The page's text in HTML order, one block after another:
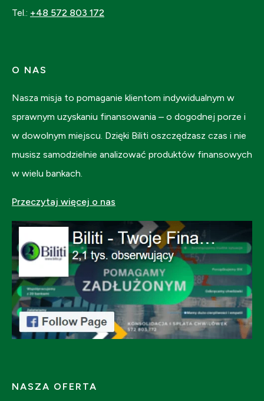
Tel.: +48 572 803 172
O NAS
Nasza misja to pomaganie klientom indywidualnym w
sprawnym uzyskaniu finansowania – o dogodnej porze i
w dowolnym miejscu. Dzięki Biliti oszczędzasz czas i nie
musisz samodzielnie analizować produktów finansowych
w wielu bankach.
Przeczytaj więcej o nas
NASZA OFERTA